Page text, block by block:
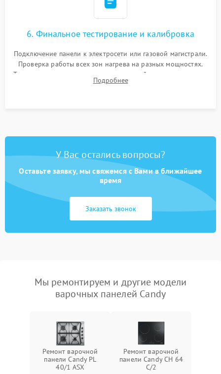
6. Финальное тестирование и калибровка
Подключение панели к электросети или газовой магистрали.
Проверка работы всех зон нагрева на разных мощностях.
Тестирование сенсорного управления, таймера, индикаторов
остаточного тепла и систем защиты от перегрева.
Подробнее
У Вас остались вопросы?
Оставьте заявку, мы свяжемся с Вами в ближайшее
время
Заказать звонок
Мы ремонтируем и другие модели
варочных панелей Candy
Ремонт варочной
панели Candy PL
40/1 ASX
Ремонт варочной
панели Candy CH 64
C/2